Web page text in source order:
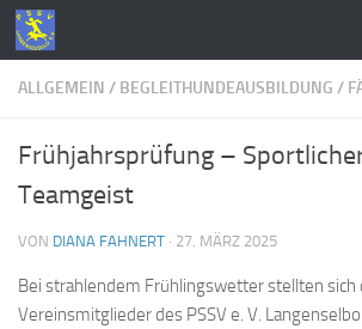
Zum Inhalt springen
ALLGEMEIN / BEGLEITHUNDEAUSBILDUNG /
Frühjahrsprüfung –
Teamgeist
VON DIANA FAHNERT · 27. MÄRZ 2025
Bei strahlendem Frühlingswetter stellten sich
Vereinsmitglieder des PSSV e. V.